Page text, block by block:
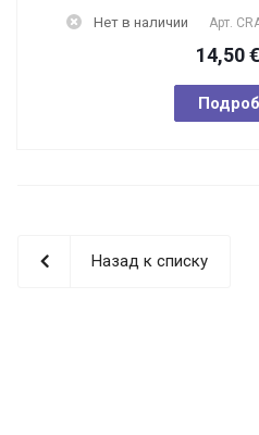
Нет в наличии Арт.
14,50€
Назад к списку